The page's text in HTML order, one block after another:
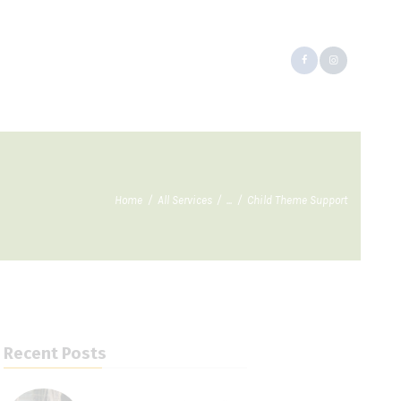
Home All Services Child Theme Support
Recent Posts